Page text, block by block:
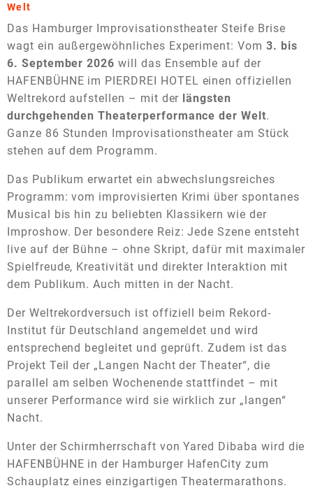
Welt
Das Hamburger Improvisationstheater Steife Brise
wagt ein außergewöhnliches Experiment: Vom 3. bis
6. September 2026 will das Ensemble auf der
HAFENBÜHNE im PIERDREI HOTEL einen offiziellen
Weltrekord aufstellen – mit der längsten
durchgehenden Theaterperformance der Welt.
Ganze 86 Stunden Improvisationstheater am Stück
stehen auf dem Programm.
Das Publikum erwartet ein abwechslungsreiches
Programm: vom improvisierten Krimi über spontanes
Musical bis hin zu beliebten Klassikern wie der
Improshow. Der besondere Reiz: Jede Szene entsteht
live auf der Bühne – ohne Skript, dafür mit maximaler
Spielfreude, Kreativität und direkter Interaktion mit
dem Publikum. Auch mitten in der Nacht.
Der Weltrekordversuch ist offiziell beim Rekord-
Institut für Deutschland angemeldet und wird
entsprechend begleitet und geprüft. Zudem ist das
Projekt Teil der „Langen Nacht der Theater“, die
parallel am selben Wochenende stattfindet – mit
unserer Performance wird sie wirklich zur „langen“
Nacht.
Unter der Schirmherrschaft vonYared Dibaba wird die
HAFENBÜHNE in der Hamburger HafenCity zum
Schauplatz eines einzigartigen Theatermarathons.